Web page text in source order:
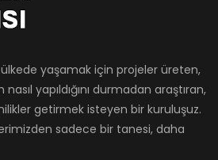
ülkede yaşamak için projeler üreten,
yapıldığını durmadan araştıran,
getirmek isteyen bir kuruluşuz.
sadece bir tanesi, daha